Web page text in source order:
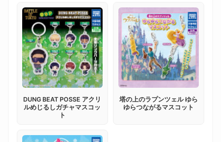
DUNG BEAT POSSE アクリ
ルめじるしガチャマスコッ
ト
塔の上のラプンツェル ゆら
ゆらつながるマスコット